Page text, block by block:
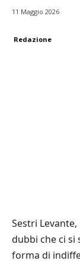
11 Maggio 2026
Redazione
Sestri
dubbi che ci si
forma di